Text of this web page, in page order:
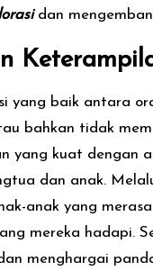
dan
yang baik antara
bahkan tidak
yang kuat dengan
dan anak.
anak yang
mereka hadapi.
menghargai